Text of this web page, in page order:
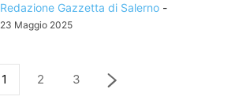
Redazione Gazzetta di Salerno -
23 Maggio 2025
1 2 3